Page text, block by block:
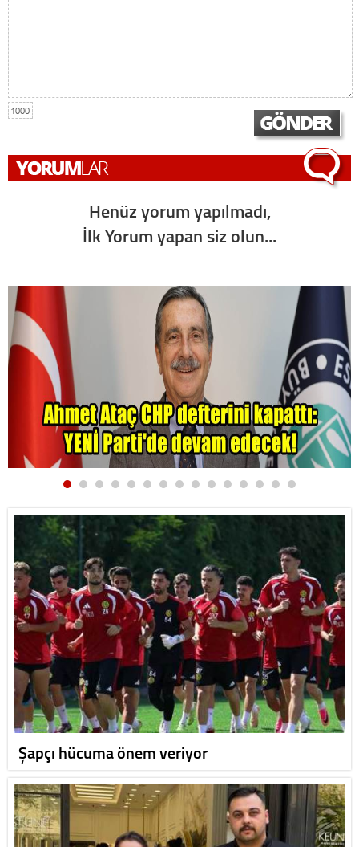
1000
Henüz yorum yapılmadı,
İlk Yorum yapan siz olun...
Şapçı hücuma önem veriyor